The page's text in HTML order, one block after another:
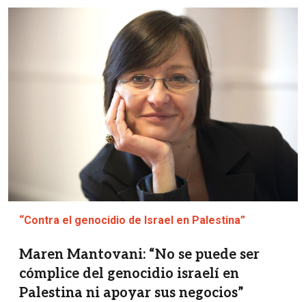
“Contra el genocidio de Israel en Palestina”
Maren Mantovani: “No se puede ser
cómplice del genocidio israelí en
Palestina ni apoyar sus negocios”